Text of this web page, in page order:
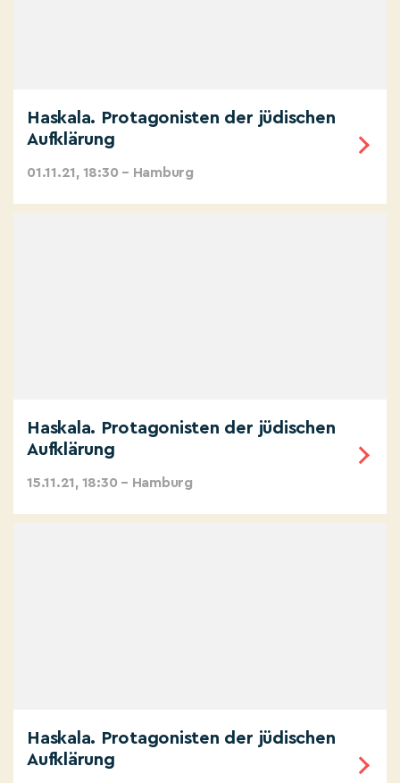
Haskala. Protagonisten der jüdischen
Aufklärung
01.11.21, 18:30 – Hamburg
Haskala. Protagonisten der jüdischen
Aufklärung
15.11.21, 18:30 – Hamburg
Haskala. Protagonisten der jüdischen
Aufklärung